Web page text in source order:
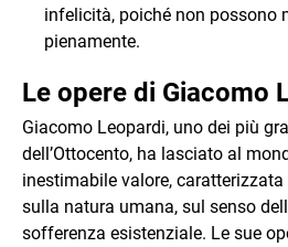
infelicità, poiché non possono
pienamente.
Le opere di Giacomo
Giacomo Leopardi, uno dei più
dell’Ottocento, ha lasciato al
inestimabile valore,
sulla natura umana, sul senso
sofferenza esistenziale. Le sue